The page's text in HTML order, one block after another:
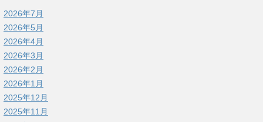
2026年7月
2026年5月
2026年4月
2026年3月
2026年2月
2026年1月
2025年12月
2025年11月